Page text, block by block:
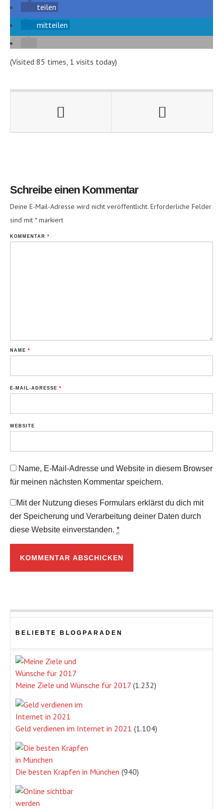
teilen
mitteilen
(Visited 85 times, 1 visits today)
Schreibe einen Kommentar
Deine E-Mail-Adresse wird nicht veröffentlicht. Erforderliche Felder
sind mit *markiert
KOMMENTAR *
NAME *
E-MAIL-ADRESSE *
WEBSITE
Name, E-Mail-Adresse und Website in diesem Browser
für meinen nächsten Kommentar speichern.
Mit der Nutzung dieses Formulars erklärst du dich mit
der Speicherung und Verarbeitung deiner Daten durch
diese Website einverstanden. *
BELIEBTE BLOGPARADEN
Meine Ziele und Wünsche für 2017 (1.232)
Geld verdienen im Internet in 2021 (1.104)
Die besten Krapfen in München (940)